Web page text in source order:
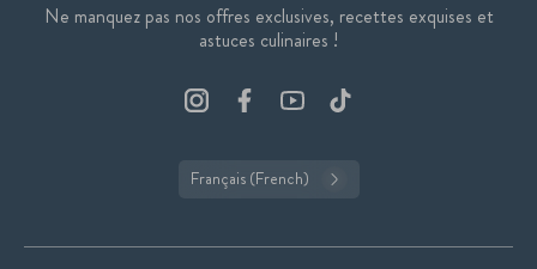
Ne manquez pas nos offres exclusives, recettes exquises et
astuces culinaires !
Français (French)